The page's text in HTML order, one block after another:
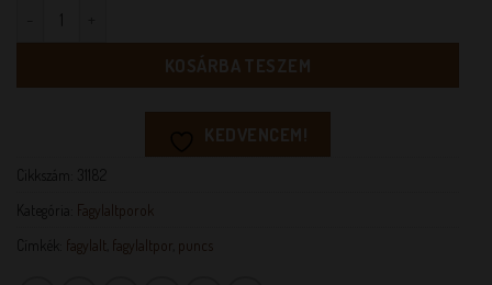
KOSÁRBA TESZEM
KEDVENCEM!
Cikkszám:
31182
Kategória: Fagylaltporok
Címkék: fagylalt fagylaltpor puncs